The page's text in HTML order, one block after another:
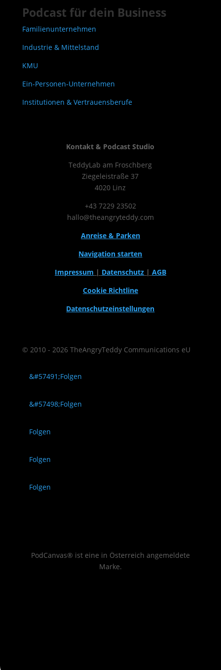
Podcast für dein Business
Familienunternehmen
Industrie & Mittelstand
KMU
Ein-Personen-Unternehmen
Institutionen & Vertrauensberufe
Kontakt & Podcast Studio
TeddyLab am Froschberg
Ziegeleistraße 37
4020 Linz
+43 7229 23502
hallo@theangryteddy.com
Anreise & Parken
Navigation starten
Impressum | Datenschutz| AGB
Cookie Richtline
Datenschutzeinstellungen
© 2010 - 2026 TheAngryTeddy Communications eU
Folgen
Folgen
Folgen
Folgen
Folgen
PodCanvas® ist eine in Österreich angemeldete
Marke.